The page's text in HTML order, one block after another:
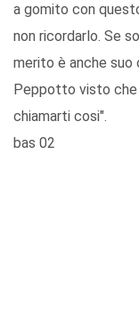
a gomito con
non ricordarlo. Se
merito è anche suo
Peppotto visto che
chiamarti cosi".
bas 02